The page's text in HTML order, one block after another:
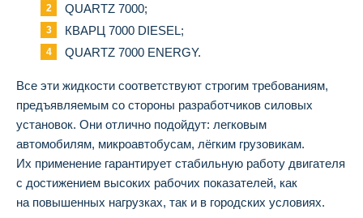
QUARTZ 7000;
КВАРЦ 7000 DIESEL;
QUARTZ 7000 ENERGY.
Все эти жидкости соответствуют строгим требованиям,
предъявляемым со стороны разработчиков силовых
установок. Они отлично подойдут: легковым
автомобилям, микроавтобусам, лёгким грузовикам.
Их применение гарантирует стабильную работу двигателя
с достижением высоких рабочих показателей, как
на повышенных нагрузках, так и в городских условиях.